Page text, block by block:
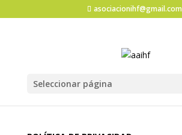
asociacionihf@gmail.com
Seleccionar página